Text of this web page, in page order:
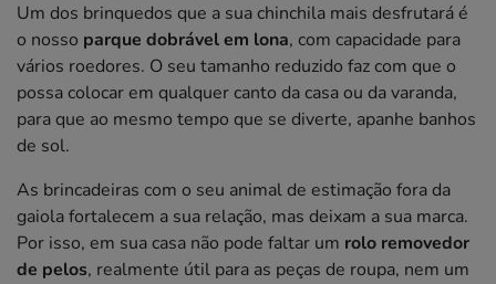
Um dos brinquedos que a sua chinchila mais desfrutará é
o nosso parque dobrável em lona, com capacidade para
vários roedores. O seu tamanho reduzido faz com que o
possa colocar em qualquer canto da casa ou da varanda,
para que ao mesmo tempo que se diverte, apanhe banhos
de sol.
As brincadeiras com o seu animal de estimação fora da
gaiola fortalecem a sua relação, mas deixam a sua marca.
Por isso, em sua casa não pode faltar um rolo removedor
de pelos, realmente útil para as peças de roupa, nem um